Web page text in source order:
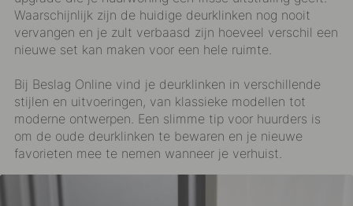
Waarschijnlijk zijn de huidige deurklinken nog nooit
vervangen en je zult verbaasd zijn hoeveel verschil een
nieuwe set kan maken voor een hele ruimte.
Bij Beslag Online vind je deurklinken in verschillende
stijlen en uitvoeringen, van klassieke modellen tot
moderne ontwerpen. Een slimme tip voor huurders is
om de oude deurklinken te bewaren en je nieuwe
favorieten mee te nemen wanneer je verhuist.